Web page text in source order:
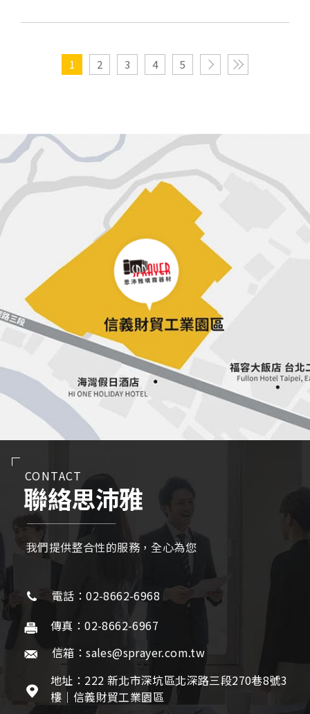
1 2 3 4 5
CONTACT
聯絡思沛雅
我們提供整合性的服務，全心為您
電話：02-8662-6968
傳真：02-8662-6967
信箱：sales@sprayer.com.tw
地址：222 新北市深坑區北深路三段270巷8號3
樓｜信義財貿工業園區